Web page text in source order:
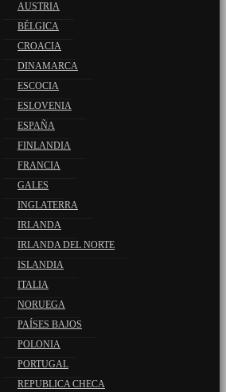
AUSTRIA
BÉLGICA
CROACIA
DINAMARCA
ESCOCIA
ESLOVENIA
ESPAÑA
FINLANDIA
FRANCIA
GALES
INGLATERRA
IRLANDA
IRLANDA DEL NORTE
ISLANDIA
ITALIA
NORUEGA
PAÍSES BAJOS
POLONIA
PORTUGAL
REPUBLICA CHECA